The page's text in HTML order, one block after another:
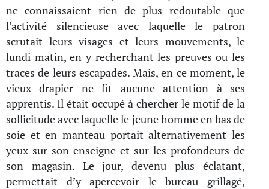
ne connaissaient rien de plus redoutable que
l’activité silencieuse avec laquelle le patron
scrutait leurs visages et leurs mouvements, le
lundi matin, en y recherchant les preuves ou les
traces de leurs escapades. Mais, en ce moment, le
vieux drapier ne fit aucune attention à ses
apprentis. Il était occupé à chercher le motif de la
sollicitude avec laquelle le jeune homme en bas de
soie et en manteau portait alternativement les
yeux sur son enseigne et sur les profondeurs de
son magasin. Le jour, devenu plus éclatant,
permettait d’y apercevoir le bureau grillagé,